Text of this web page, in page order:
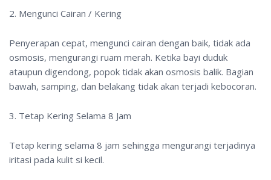
2. Mengunci Cairan / Kering
Penyerapan cepat, mengunci cairan dengan baik, tidak ada
osmosis, mengurangi ruam merah. Ketika bayi duduk
ataupun digendong, popok tidak akan osmosis balik. Bagian
bawah, samping, dan belakang tidak akan terjadi kebocoran.
3. Tetap Kering Selama 8 Jam
Tetap kering selama 8 jam sehingga mengurangi terjadinya
iritasi pada kulit si kecil.